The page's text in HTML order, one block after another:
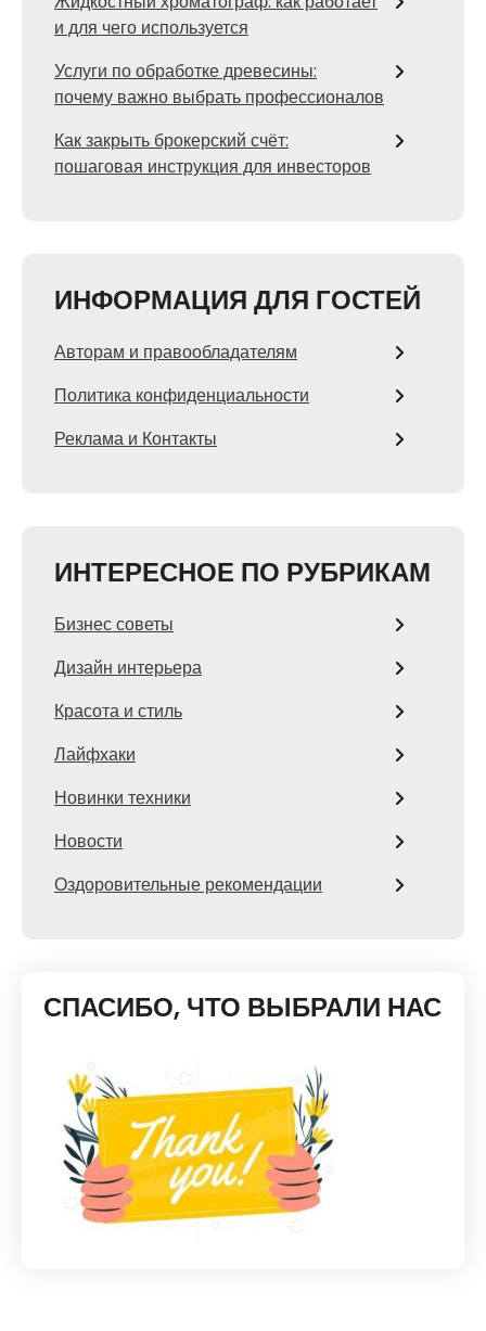
и для чего используется
Услуги по обработке древесины:
почему важно выбрать профессионалов
Как закрыть брокерский счёт:
пошаговая инструкция для инвесторов
ИНФОРМАЦИЯ ДЛЯ ГОСТЕЙ
Авторам и правообладателям
Политика конфиденциальности
Реклама и Контакты
ИНТЕРЕСНОЕ ПО РУБРИКАМ
Бизнес советы
Дизайн интерьера
Красота и стиль
Лайфхаки
Новинки техники
Новости
Оздоровительные рекомендации
СПАСИБО, ЧТО ВЫБРАЛИ НАС